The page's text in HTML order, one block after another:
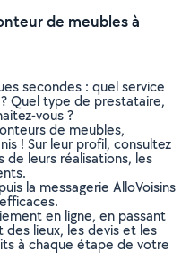
de meubles à
secondes : quel service
Quel type de prestataire,
vous ?
de meubles,
! Sur leur profil, consultez
de leurs réalisations, les
la messagerie AlloVoisins
en ligne, en passant
des lieux, les devis et les
à chaque étape de votre